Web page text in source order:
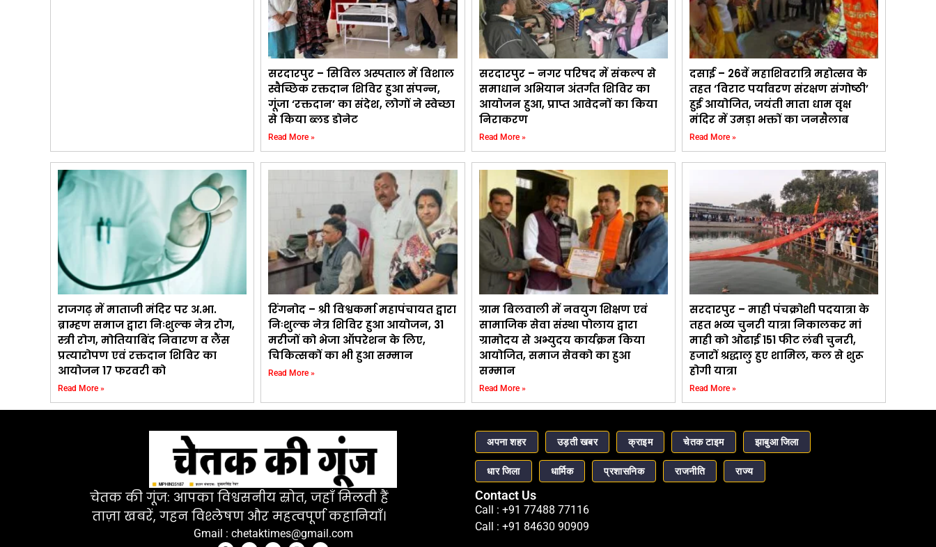
सरदारपुर – सिविल अस्पताल में विशाल
स्वैच्छिक रक्तदान शिविर हुआ संपन्न,
गूंजा ‘रक्तदान’ का संदेश, लोगों ने स्वेच्छा
से किया ब्लड डोनेट
Read More »
सरदारपुर – नगर परिषद में संकल्प से
समाधान अभियान अंतर्गत शिविर का
आयोजन हुआ, प्राप्त आवेदनों का किया
निराकरण
Read More »
दसाई – 26वें महाशिवरात्रि महोत्सव के
तहत ‘विराट पर्यावरण संरक्षण संगोष्ठी’
हुई आयोजित, जयंती माता धाम वृक्ष
मंदिर में उमड़ा भक्तों का जनसैलाब
Read More »
राजगढ़ में माताजी मंदिर पर अ.भा.
ब्राम्हण समाज द्वारा निःशुल्क नेत्र रोग,
स्त्री रोग, मोतियाबिंद निवारण व लैंस
प्रत्यारोपण एवं रक्तदान शिविर का
आयोजन 17 फरवरी को
Read More »
रिंगनोद – श्री विश्वकर्मा महापंचायत द्वारा
निःशुल्क नेत्र शिविर हुआ आयोजन, 31
मरीजों को भेजा ऑपरेशन के लिए,
चिकित्सकों का भी हुआ सम्मान
Read More »
ग्राम बिलवाली में नवयुग शिक्षण एवं
सामाजिक सेवा संस्था पोलाय द्वारा
ग्रामोदय से अभ्युदय कार्यक्रम किया
आयोजित, समाज सेवको का हुआ
सम्मान
Read More »
सरदारपुर – माही पंचक्रोशी पदयात्रा के
तहत भव्य चुनरी यात्रा निकालकर मां
माही को ओढाई 151 फीट लंबी चुनरी,
हजारों श्रद्धालु हुए शामिल, कल से शुरू
होगी यात्रा
Read More »
चेतक की गूंज: आपका विश्वसनीय स्रोत, जहाँ मिलती हैं
ताज़ा खबरें, गहन विश्लेषण और महत्वपूर्ण कहानियाँ।
Gmail : chetaktimes@gmail.com
अपना शहर उड़ती खबर क्राइम चेतक टाइम झाबुआ जिला
धार जिला धार्मिक प्रशासनिक राजनीति राज्य
Contact Us
Call : +91 77488 77116
Call : +91 84630 90909